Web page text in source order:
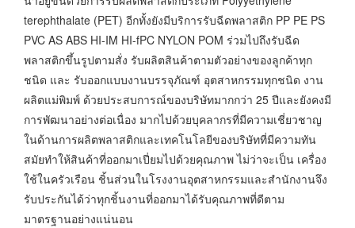
terephthalate (PET) อีกทั้งยังมีบริการรับฉีดพลาสติก PP PE PS
PVC AS ABS HI-IM HI-fPC NYLON POM ร่วมไปถึงรับฉีด
พลาสติกขึ้นรูปตามสั่ง รับผลิตสินค้าตามตัวอย่างของลูกค้าทุก
ชนิด และ รับออกแบบงานบรรจุภัณฑ์ อุตสาหกรรมทุกชนิด งาน
ผลิตแม่พิมพ์ ด้วยประสบการณ์ของบริษัทมากกว่า 25 ปีและยังคงมี
การพัฒนาอย่างต่อเนื่อง มากไปด้วยบุคลากรที่มีความเชี่ยวชาญ
ในด้านการผลิตพลาสติกและเทคโนโลยีของบริษัทที่มีความทัน
สมัยทำให้สินค้าที่ออกมาเปี่ยมไปด้วยคุณภาพ ไม่ว่าจะเป็น เครื่อง
ใช้ในครัวเรือน ชิ้นส่วนในโรงงานอุตสาหกรรมและสำนักงานจึง
รับประกันได้ว่าทุกชิ้นงานที่ออกมาได้รับคุณภาพที่ดีตาม
มาตรฐานอย่างแน่นอน